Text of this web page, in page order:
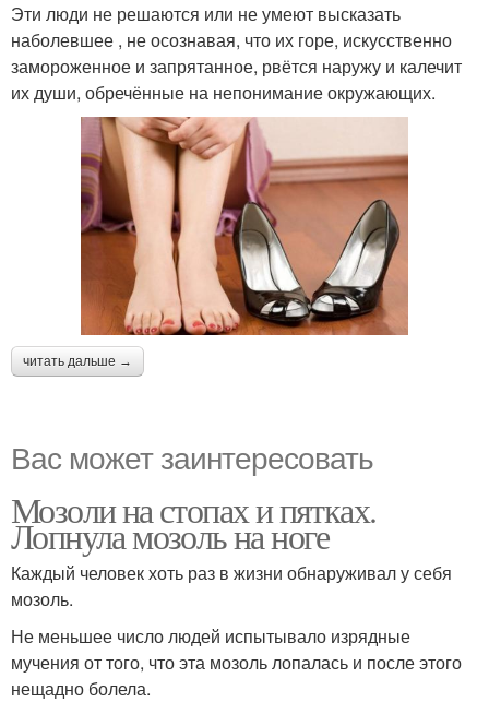
Эти люди не решаются или не умеют высказать
наболевшее , не осознавая, что их горе, искусственно
замороженное и запрятанное, рвётся наружу и калечит
их души, обречённые на непонимание окружающих.
читать дальше →
Вас может заинтересовать
Мозоли на стопах и пятках.
Лопнула мозоль на ноге
Каждый человек хоть раз в жизни обнаруживал у себя
мозоль.
Не меньшее число людей испытывало изрядные
мучения от того, что эта мозоль лопалась и после этого
нещадно болела.